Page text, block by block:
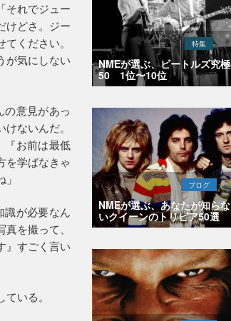
それでジュー
けどさ。ジー
ください。
が気にしない
意見があっ
ないんだ。
『お前は最低
を学ばなきゃ
識が必要なん
を撮って、
』すごく言い
いる。
特集
NMEが選ぶ、ビートルズ究
50 1位〜10位
ブログ
NMEが選ぶ、あなたが知ら
いクイーンのトリビア50選